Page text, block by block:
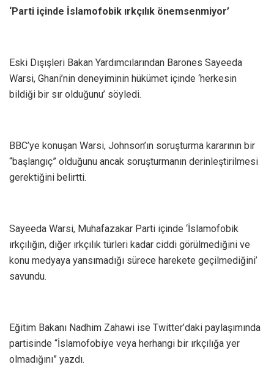
‘Parti içinde İslamofobik ırkçılık önemsenmiyor’
Eski Dışışleri Bakan Yardımcılarından Barones Sayeeda
Warsi, Ghani’nin deneyiminin hükümet içinde ‘herkesin
bildiği bir sır olduğunu’ söyledi.
BBC’ye konuşan Warsi, Johnson’ın soruşturma kararının bir
“başlangıç” olduğunu ancak soruşturmanın derinleştirilmesi
gerektiğini belirtti.
Sayeeda Warsi, Muhafazakar Parti içinde ‘İslamofobik
ırkçılığın, diğer ırkçılık türleri kadar ciddi görülmediğini ve
konu medyaya yansımadığı sürece harekete geçilmediğini’
savundu.
Eğitim Bakanı Nadhim Zahawi ise Twitter’daki paylaşımında
partisinde “İslamofobiye veya herhangi bir ırkçılığa yer
olmadığını” yazdı.